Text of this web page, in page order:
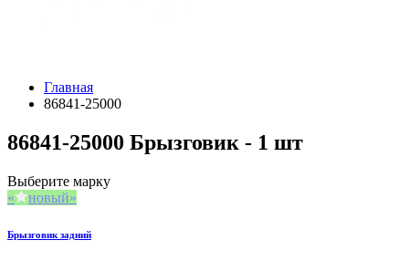
Главная
86841-25000
86841-25000 Брызговик - 1 шт
Выберите марку
новый
Брызговик задний